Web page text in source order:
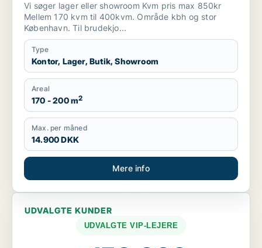
Vi søger lager eller showroom Kvm pris max 850kr
Mellem 170 kvm til 400kvm. Område kbh og stor
København. Til brudekjo...
Type
Kontor, Lager, Butik, Showroom
Areal
170 - 200 m2
Max. per måned
14.900 DKK
Mere info
UDVALGTE KUNDER
UDVALGTE VIP-LEJERE